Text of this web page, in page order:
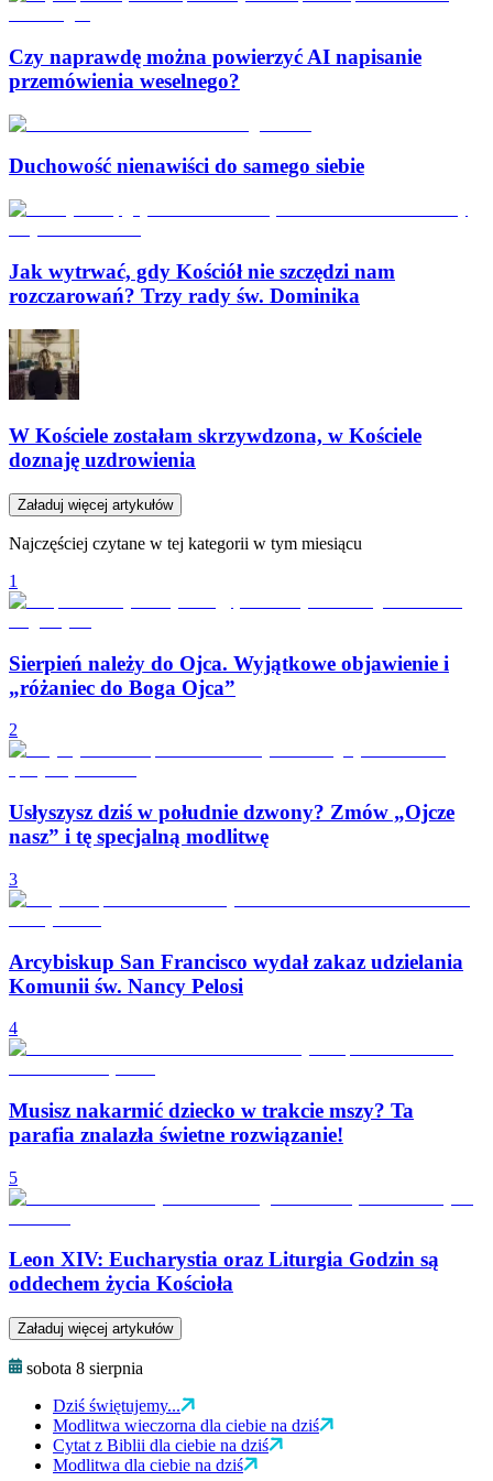
Czy naprawdę można powierzyć AI napisanie
przemówienia weselnego?
Duchowość nienawiści do samego siebie
Jak wytrwać, gdy Kościół nie szczędzi nam
rozczarowań? Trzy rady św. Dominika
W Kościele zostałam skrzywdzona, w Kościele
doznaję uzdrowienia
Załaduj więcej artykułów
Najczęściej czytane w tej kategorii w tym miesiącu
1
Sierpień należy do Ojca. Wyjątkowe objawienie i
„różaniec do Boga Ojca”
2
Usłyszysz dziś w południe dzwony? Zmów „Ojcze
nasz” i tę specjalną modlitwę
3
Arcybiskup San Francisco wydał zakaz udzielania
Komunii św. Nancy Pelosi
4
Musisz nakarmić dziecko w trakcie mszy? Ta
parafia znalazła świetne rozwiązanie!
5
Leon XIV: Eucharystia oraz Liturgia Godzin są
oddechem życia Kościoła
Załaduj więcej artykułów
sobota 8 sierpnia
Dziś świętujemy...
Modlitwa wieczorna dla ciebie na dziś
Cytat z Biblii dla ciebie na dziś
Modlitwa dla ciebie na dziś